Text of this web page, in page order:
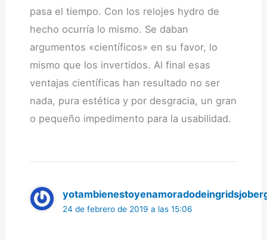
pasa el tiempo. Con los relojes hydro de
hecho ocurría lo mismo. Se daban
argumentos «científicos» en su favor, lo
mismo que los invertidos. Al final esas
ventajas científicas han resultado no ser
nada, pura estética y por desgracia, un gran
o pequeño impedimento para la usabilidad.
24 de febrero de 2019 a las 15:06